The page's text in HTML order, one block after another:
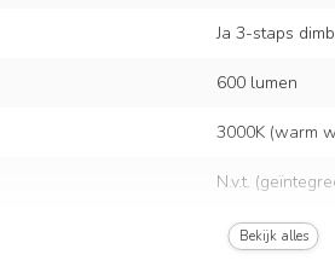
Ja 3-staps
600 lumen
3000K (warm
N.v.t.
6 watt
Bekijk alles